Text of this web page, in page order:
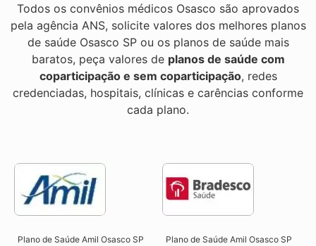
Todos os convênios médicos Osasco são aprovados
pela agência ANS, solicite valores dos melhores planos
de saúde Osasco SP ou os planos de saúde mais
baratos, peça valores de planos de saúde com
coparticipação e sem coparticipação, redes
credenciadas, hospitais, clínicas e carências conforme
cada plano.
Plano de Saúde Amil Osasco SP Plano de Saúde Amil Osasco SP